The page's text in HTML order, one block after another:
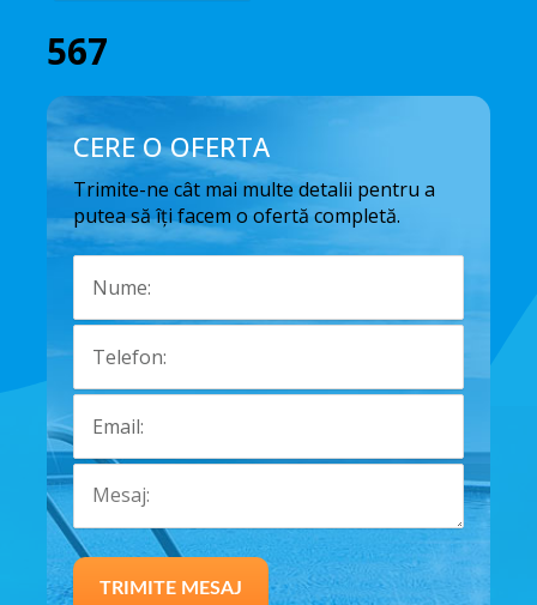
567
CERE O OFERTA
Trimite-ne cât mai multe detalii pentru a
putea să îți facem o ofertă completă.